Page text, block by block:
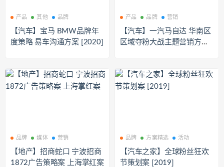
产品 其他 品牌
【汽车】宝马 BMW品牌年
度策略 易车沟通方案 [2020]
产品 品牌 营销
【汽车】一汽马自达 华南区
区域夺粉大战主题营销方案
品牌 媒体 营销
【地产】招商蛇口 宁波招商
1872广告策略案 上海掌红案
品牌 方案精选 活动
【汽车之家】全球粉丝狂欢
节策划案 [2019]